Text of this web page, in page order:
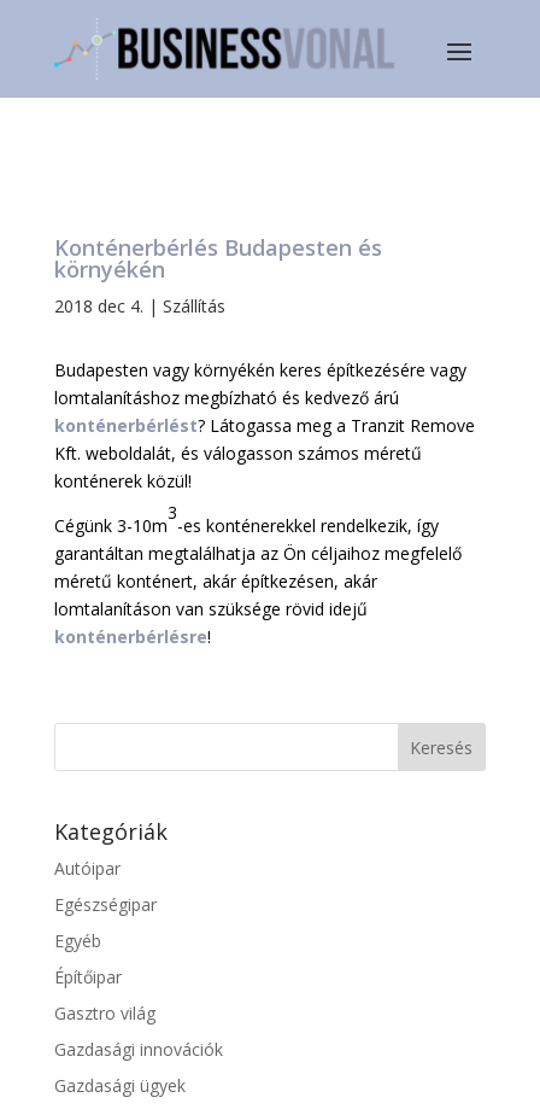
Konténerbérlés Budapesten és
környékén
2018 dec 4. | Szállítás
Budapesten vagy környékén keres építkezésére vagy
lomtalanításhoz megbízható és kedvező árú
konténerbérlést? Látogassa meg a Tranzit Remove
Kft. weboldalát, és válogasson számos méretű
konténerek közül!
Cégünk 3-10m
3
-es konténerekkel rendelkezik, így
garantáltan megtalálhatja az Ön céljaihoz megfelelő
méretű konténert, akár építkezésen, akár
lomtalanításon van szüksége rövid idejű
konténerbérlésre!
Kategóriák
Autóipar
Egészségipar
Egyéb
Építőipar
Gasztro világ
Gazdasági innovációk
Gazdasági ügyek